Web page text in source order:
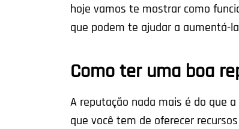
hoje vamos te mostrar como
que podem te ajudar a aumentá-
Como ter uma boa
A reputação nada mais é do que
que você tem de oferecer